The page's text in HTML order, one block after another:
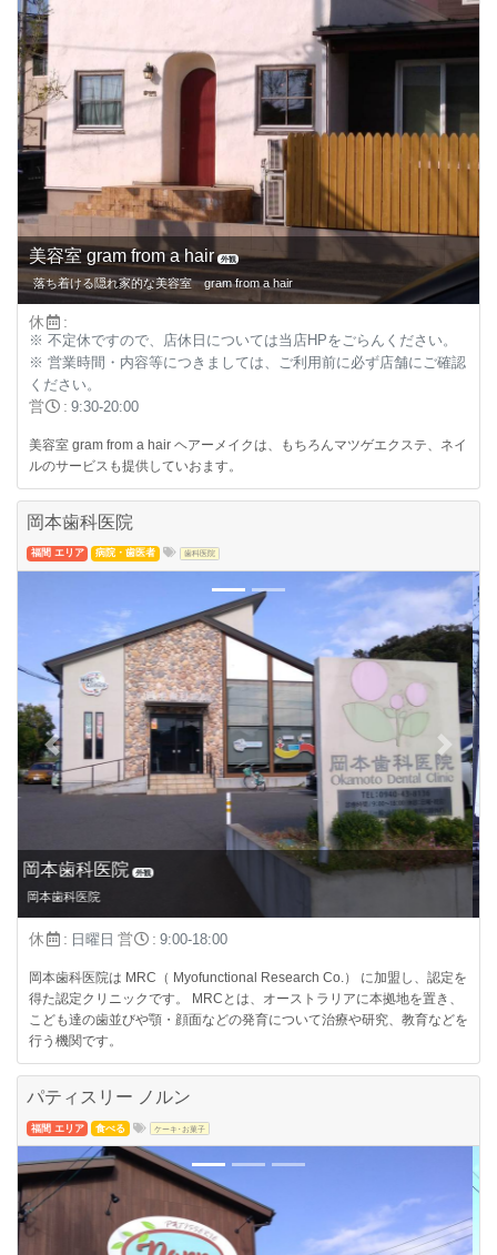
美容室 gram from a hair 外観
落ち着ける隠れ家的な美容室 gram from a hair
休 :
※ 不定休ですので、店休日については当店HPをごらんください。
※ 営業時間・内容等につきましては、ご利用前に必ず店舗にご確認
ください。
営 : 9:30-20:00
美容室 gram from a hair ヘアーメイクは、もちろんマツゲエクステ、ネイ
ルのサービスも提供していおます。
岡本歯科医院
福間 エリア 病院・歯医者 歯科医院
岡本歯科医院の看板
岡本歯科医院は、MRC認定クリニックです
Previous Next
休 : 日曜日 営 : 9:00-18:00
岡本歯科医院は MRC（ Myofunctional Research Co.） に加盟し、認定を
得た認定クリニックです。 MRCとは、オーストラリアに本拠地を置き、
こども達の歯並びや顎・顔面などの発育について治療や研究、教育などを
行う機関です。
パティスリー ノルン
福間 エリア 食べる ケーキ･お菓子